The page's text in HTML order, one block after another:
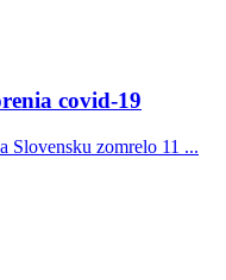
covid-19
Slovensku zomrelo 11 ...